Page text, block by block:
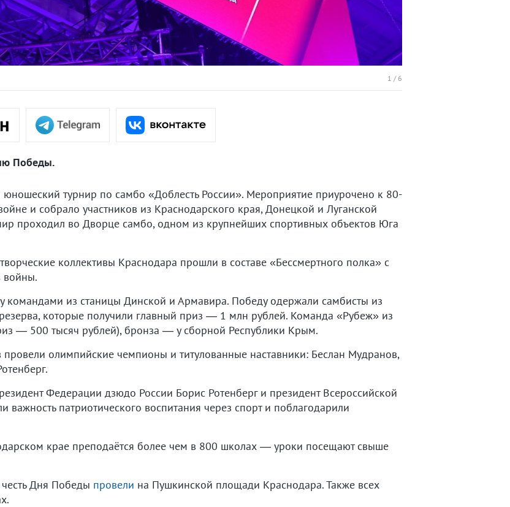
1 /6
Победы.
юношеский турнир по самбо «Доблесть России». Мероприятие приурочено к 80-
и собрало участников из Краснодарского края, Донецкой и Луганской
проходил во Дворце самбо, одном из крупнейших спортивных объектов Юга
коллективы Краснодара прошли в составе «Бессмертного полка» с
войны.
командами из станицы Динской и Армавира. Победу одержали самбисты из
которые получили главный приз — 1 млн рублей. Команда «Рубеж» из
— 500 тысяч рублей), бронза — у сборной Республики Крым.
олимпийские чемпионы и титулованные наставники: Беслан Мудранов,
Федерации дзюдо России Борис Ротенберг и президент Всероссийской
патриотического воспитания через спорт и поблагодарили
крае преподаётся более чем в 800 школах — уроки посещают свыше
Дня Победы провели на Пушкинской площади Краснодара. Также всех